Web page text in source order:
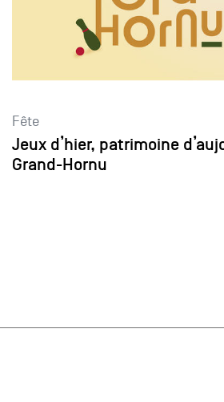
Fête
Jeux d’hier, patrimoine
Grand-Hornu